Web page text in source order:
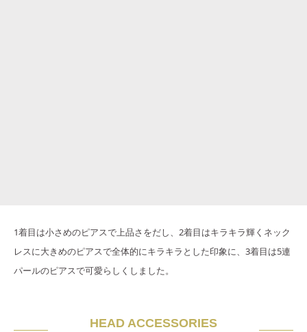
1着目は小さめのピアスで上品さをだし、2着目はキラキラ輝くネック
レスに大きめのピアスで全体的にキラキラとした印象に、3着目は5連
パールのピアスで可愛らしくしました。
HEAD ACCESSORIES